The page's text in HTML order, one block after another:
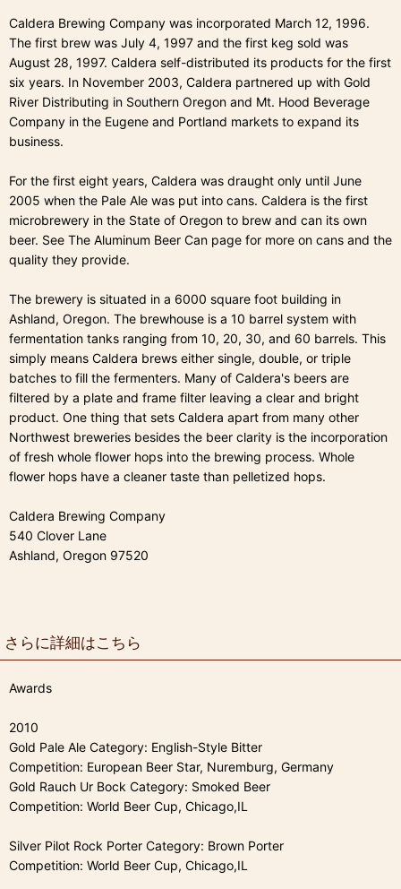
Caldera Brewing Company was incorporated March 12, 1996.
The first brew was July 4, 1997 and the first keg sold was
August 28, 1997. Caldera self-distributed its products for the first
six years. In November 2003, Caldera partnered up with Gold
River Distributing in Southern Oregon and Mt. Hood Beverage
Company in the Eugene and Portland markets to expand its
business.
For the first eight years, Caldera was draught only until June
2005 when the Pale Ale was put into cans. Caldera is the first
microbrewery in the State of Oregon to brew and can its own
beer. See The Aluminum Beer Can page for more on cans and the
quality they provide.
The brewery is situated in a 6000 square foot building in
Ashland, Oregon. The brewhouse is a 10 barrel system with
fermentation tanks ranging from 10, 20, 30, and 60 barrels. This
simply means Caldera brews either single, double, or triple
batches to fill the fermenters. Many of Caldera's beers are
filtered by a plate and frame filter leaving a clear and bright
product. One thing that sets Caldera apart from many other
Northwest breweries besides the beer clarity is the incorporation
of fresh whole flower hops into the brewing process. Whole
flower hops have a cleaner taste than pelletized hops.
Caldera Brewing Company
540 Clover Lane
Ashland, Oregon 97520
さらに詳細はこちら
Awards
2010
Gold Pale Ale Category: English-Style Bitter
Competition: European Beer Star, Nuremburg, Germany
Gold Rauch Ur Bock Category: Smoked Beer
Competition: World Beer Cup, Chicago,IL
Silver Pilot Rock Porter Category: Brown Porter
Competition: World Beer Cup, Chicago,IL